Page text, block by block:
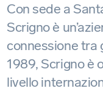
Con sede a
Scrigno è
connessione tra
1989, Scrigno è
livello